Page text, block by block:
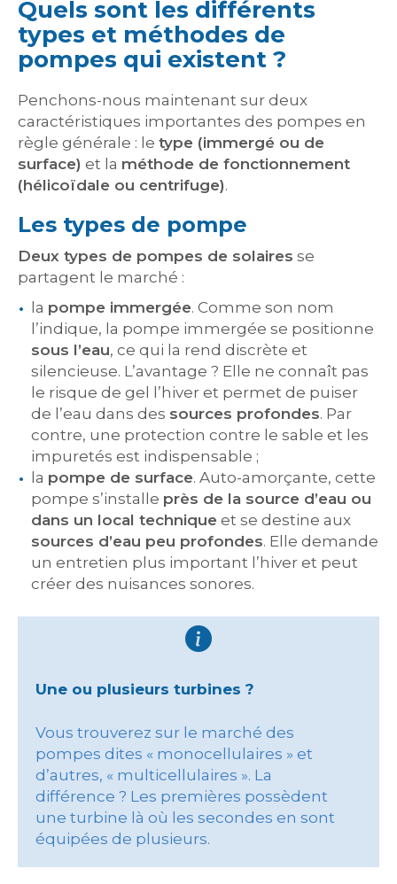
Quels sont les différents
types et méthodes de
pompes qui existent ?
Penchons-nous maintenant sur deux
caractéristiques importantes des pompes en
règle générale : le type (immergé ou de
surface) et la méthode de fonctionnement
(hélicoïdale ou centrifuge).
Les types de pompe
Deux types de pompes de solaires se
partagent le marché :
la pompe immergée. Comme son nom
l’indique, la pompe immergée se positionne
sous l’eau, ce qui la rend discrète et
silencieuse. L’avantage ? Elle ne connaît pas
le risque de gel l’hiver et permet de puiser
de l’eau dans des sources profondes. Par
contre, une protection contre le sable et les
impuretés est indispensable ;
la pompe de surface. Auto-amorçante, cette
pompe s’installe près de la source d’eau ou
dans un local technique et se destine aux
sources d’eau peu profondes. Elle demande
un entretien plus important l’hiver et peut
créer des nuisances sonores.
Une ou plusieurs turbines ?
Vous trouverez sur le marché des
pompes dites « monocellulaires » et
d’autres, « multicellulaires ». La
différence ? Les premières possèdent
une turbine là où les secondes en sont
équipées de plusieurs.